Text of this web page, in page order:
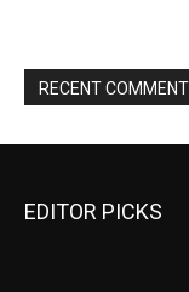
RECENT
EDITOR PICKS